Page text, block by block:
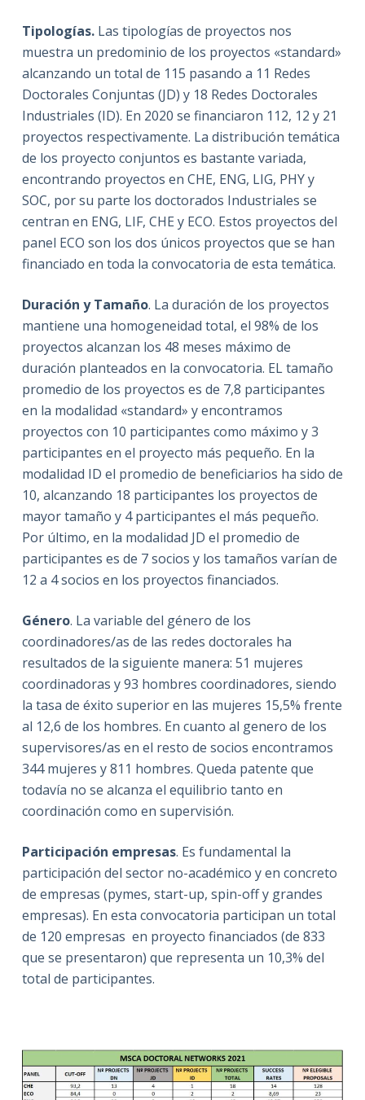
Tipologías.Las tipologías de proyectos nos
muestra un predominio de los proyectos «standard»
alcanzando un total de 115 pasando a 11 Redes
Doctorales Conjuntas (JD) y 18 Redes Doctorales
Industriales (ID). En 2020 se financiaron 112, 12 y 21
proyectos respectivamente. La distribución temática
de los proyecto conjuntos es bastante variada,
encontrando proyectos en CHE, ENG, LIG, PHY y
SOC, por su parte los doctorados Industriales se
centran en ENG, LIF, CHE y ECO. Estos proyectos del
panel ECO son los dos únicos proyectos que se han
financiado en toda la convocatoria de esta temática.
Duración y Tamaño. La duración de los proyectos
mantiene una homogeneidad total, el 98% de los
proyectos alcanzan los 48 meses máximo de
duración planteados en la convocatoria. EL tamaño
promedio de los proyectos es de 7,8 participantes
en la modalidad «standard» y encontramos
proyectos con 10 participantes como máximo y 3
participantes en el proyecto más pequeño. En la
modalidad ID el promedio de beneficiarios ha sido de
10, alcanzando 18 participantes los proyectos de
mayor tamaño y 4 participantes el más pequeño.
Por último, en la modalidad JD el promedio de
participantes es de 7 socios y los tamaños varían de
12 a 4 socios en los proyectos financiados.
Género. La variable del género de los
coordinadores/as de las redes doctorales ha
resultados de la siguiente manera: 51 mujeres
coordinadoras y 93 hombres coordinadores, siendo
la tasa de éxito superior en las mujeres 15,5% frente
al 12,6 de los hombres. En cuanto al genero de los
supervisores/as en el resto de socios encontramos
344 mujeres y 811 hombres. Queda patente que
todavía no se alcanza el equilibrio tanto en
coordinación como en supervisión.
Participación empresas. Es fundamental la
participación del sector no-académico y en concreto
de empresas (pymes, start-up, spin-off y grandes
empresas). En esta convocatoria participan un total
de 120 empresas en proyecto financiados (de 833
que se presentaron) que representa un 10,3% del
total de participantes.